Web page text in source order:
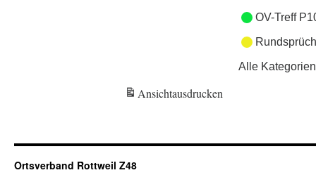
OV-Treff
Alle Kategorien
Ansichtausdrucken
Ortsverband Rottweil Z48